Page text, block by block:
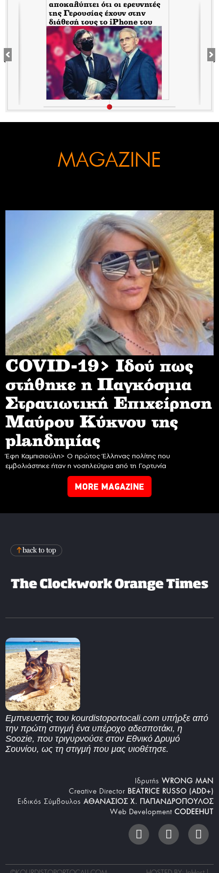
αποκαλύπτει ότι οι ερευνητές
της Γερουσίας έχουν στην
διάθεσή τους το iPhone του
Tony Fauci από την περίοδο
της πανδημίας. Τι σημαίνει
αυτό για τον εμπλεκόμενο
Σωτήρη Τσιόδρα
MAGAZINE
COVID-19> Iδού πως
στήθηκε η Παγκόσμια
Στρατιωτική Επιχείρηση
Mαύρου Κύκνου της
planδημίας
Έφη Καμπισιούλη> Ο πρώτος Έλληνας πολίτης που
εμβολιάστηκε ήταν η νοσηλεύτρια από τη Γορτυνία
MORE MAGAZINE
Εμπνευστής του kourdistoportocali.com υπήρξε από
την πρώτη στιγμή ένα υπέροχο αδεσποτάκι, η
Soozie, που τριγυρνούσε στον Εθνικό Δρυμό
Σουνίου, ως τη στιγμή που μας υιοθέτησε.
Iδρυτής WRONG MAN
Creative Director BEATRICE RUSSO (ADD+)
Ειδικός Σύμβουλος ΑΘΑΝΑΣΙΟΣ Χ. ΠΑΠΑΝΔΡΟΠΟΥΛΟΣ
Web Development CODEEHUT